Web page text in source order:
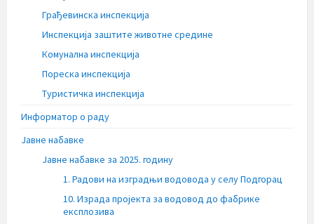
Грађевинска инспекција
Инспекција заштите животне средине
Комунална инспекција
Пореска инспекција
Туристичка инспекција
Информатор о раду
Јавне набавке
Јавне набавке за 2025. годину
1. Радови на изградњи водовода у селу Подгорац
10. Израда пројекта за водовод до фабрике
експлозива